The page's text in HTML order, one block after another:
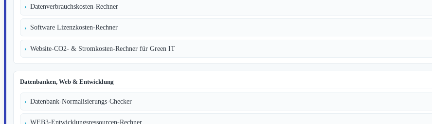
Datenverbrauchskosten-Rechner
Software Lizenzkosten-Rechner
Website-CO2- & Stromkosten-Rechner für Green IT
Datenbanken, Web & Entwicklung
Datenbank-Normalisierungs-Checker
WEB3-Entwicklungsressourcen-Rechner